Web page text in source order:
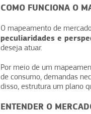
COMO FUNCIONA O
O mapeamento de
peculiaridades e
deseja atuar.
Por meio de um
de consumo, demandas
disso, estrutura um plano
ENTENDER O